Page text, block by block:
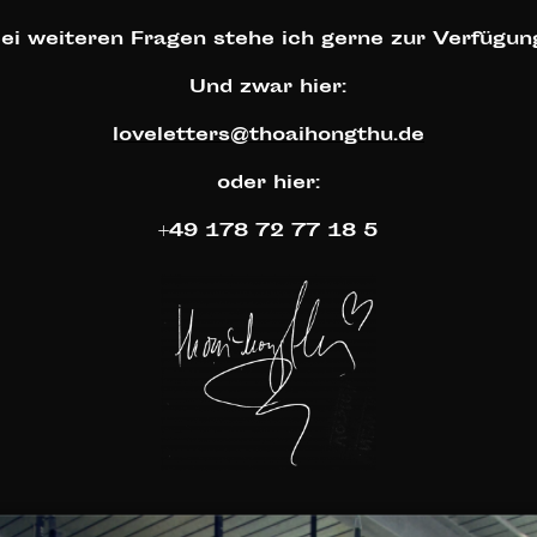
weiteren Fragen stehe ich gerne zur
Und zwar hier:
loveletters@thoaihongthu.de
oder hier:
+49 178 72 77 18 5